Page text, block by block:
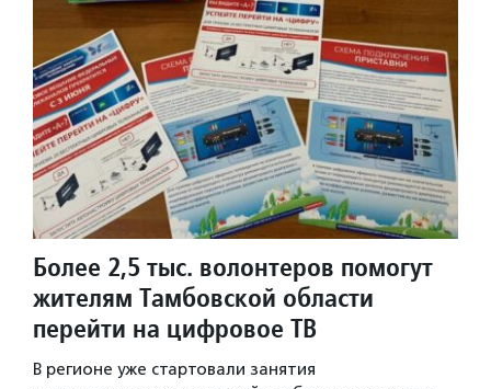
Более 2,5 тыс. волонтеров помогут
жителям Тамбовской области
перейти на цифровое ТВ
В регионе уже стартовали занятия